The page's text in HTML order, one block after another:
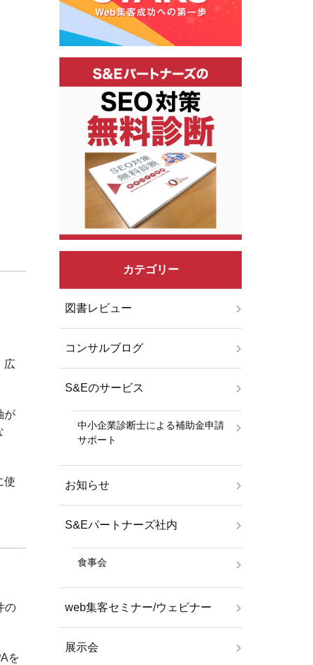
広
が
使
の
を
カテゴリー
図書レビュー
コンサルブログ
S&Eのサービス
中小企業診断士による補助金申請
サポート
お知らせ
S&Eパートナーズ社内
食事会
web集客セミナー/ウェビナー
展示会